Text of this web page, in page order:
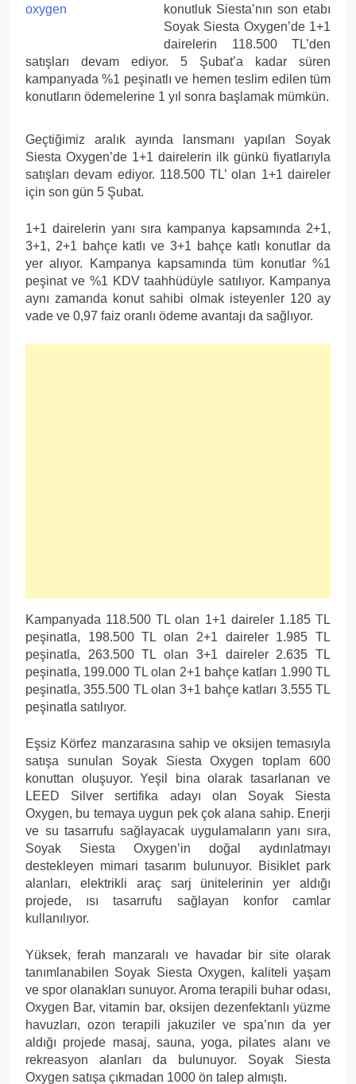
konutluk Siesta’nın son etabı
Soyak Siesta Oxygen’de 1+1
dairelerin 118.500 TL’den
satışları devam ediyor. 5 Şubat’a kadar süren
kampanyada %1 peşinatlı ve hemen teslim edilen tüm
konutların ödemelerine 1 yıl sonra başlamak mümkün.
Geçtiğimiz aralık ayında lansmanı yapılan Soyak
Siesta Oxygen’de 1+1 dairelerin ilk günkü fiyatlarıyla
satışları devam ediyor. 118.500 TL’ olan 1+1 daireler
için son gün 5 Şubat.
1+1 dairelerin yanı sıra kampanya kapsamında 2+1,
3+1, 2+1 bahçe katlı ve 3+1 bahçe katlı konutlar da
yer alıyor. Kampanya kapsamında tüm konutlar %1
peşinat ve %1 KDV taahhüdüyle satılıyor. Kampanya
aynı zamanda konut sahibi olmak isteyenler 120 ay
vade ve 0,97 faiz oranlı ödeme avantajı da sağlıyor.
Kampanyada 118.500 TL olan 1+1 daireler 1.185 TL
peşinatla, 198.500 TL olan 2+1 daireler 1.985 TL
peşinatla, 263.500 TL olan 3+1 daireler 2.635 TL
peşinatla, 199.000 TL olan 2+1 bahçe katları 1.990 TL
peşinatla, 355.500 TL olan 3+1 bahçe katları 3.555 TL
peşinatla satılıyor.
Eşsiz Körfez manzarasına sahip ve oksijen temasıyla
satışa sunulan Soyak Siesta Oxygen toplam 600
konuttan oluşuyor. Yeşil bina olarak tasarlanan ve
LEED Silver sertifika adayı olan Soyak Siesta
Oxygen, bu temaya uygun pek çok alana sahip. Enerji
ve su tasarrufu sağlayacak uygulamaların yanı sıra,
Soyak Siesta Oxygen’in doğal aydınlatmayı
destekleyen mimari tasarım bulunuyor. Bisiklet park
alanları, elektrikli araç sarj ünitelerinin yer aldığı
projede, ısı tasarrufu sağlayan konfor camlar
kullanılıyor.
Yüksek, ferah manzaralı ve havadar bir site olarak
tanımlanabilen Soyak Siesta Oxygen, kaliteli yaşam
ve spor olanakları sunuyor. Aroma terapili buhar odası,
Oxygen Bar, vitamin bar, oksijen dezenfektanlı yüzme
havuzları, ozon terapili jakuziler ve spa’nın da yer
aldığı projede masaj, sauna, yoga, pilates alanı ve
rekreasyon alanları da bulunuyor. Soyak Siesta
Oxygen satışa çıkmadan 1000 ön talep almıştı.